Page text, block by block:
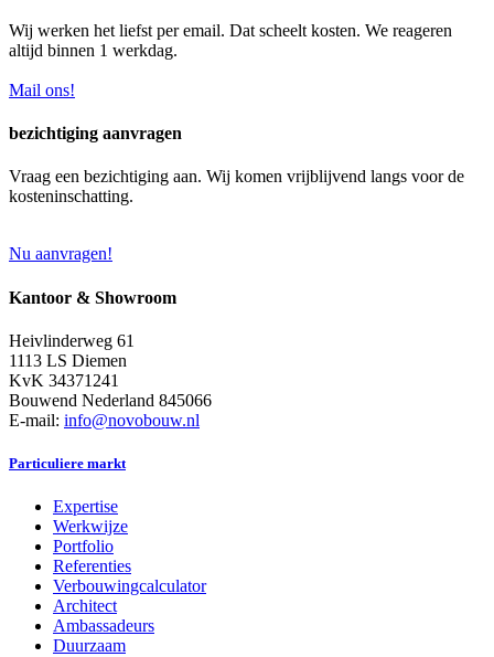
Wij werken het liefst per email. Dat scheelt kosten. We reageren
altijd binnen 1 werkdag.
Mail ons!
bezichtiging aanvragen
Vraag een bezichtiging aan. Wij komen vrijblijvend langs voor de
kosteninschatting.
Nu aanvragen!
Kantoor & Showroom
Heivlinderweg 61
1113 LS Diemen
KvK 34371241
Bouwend Nederland 845066
E-mail: info@novobouw.nl
Particuliere markt
Expertise
Werkwijze
Portfolio
Referenties
Verbouwingcalculator
Architect
Ambassadeurs
Duurzaam